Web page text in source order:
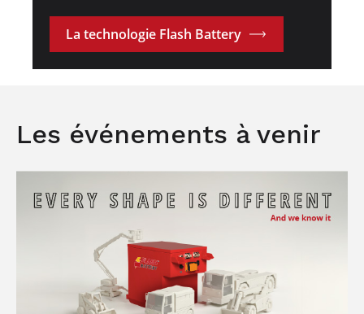
La technologie Flash Battery
Les événements à venir